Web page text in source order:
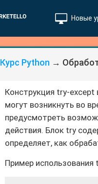
Новые
Курс Python →
Конструкция try-except
могут возникнуть во
предусмотреть
действия. Блок try
определяет, как
Пример